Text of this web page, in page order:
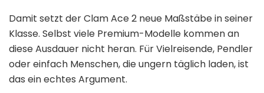
Damit setzt der Clam Ace 2 neue Maßstäbe in seiner
Klasse. Selbst viele Premium-Modelle kommen an
diese Ausdauer nicht heran. Für Vielreisende, Pendler
oder einfach Menschen, die ungern täglich laden, ist
das ein echtes Argument.